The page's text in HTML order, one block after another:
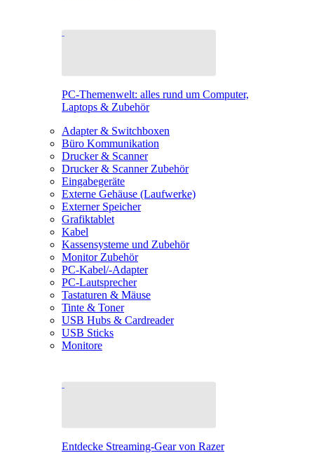
PC-Themenwelt: alles rund um Computer,
Laptops & Zubehör
Adapter & Switchboxen
Büro Kommunikation
Drucker & Scanner
Drucker & Scanner Zubehör
Eingabegeräte
Externe Gehäuse (Laufwerke)
Externer Speicher
Grafiktablet
Kabel
Kassensysteme und Zubehör
Monitor Zubehör
PC-Kabel/-Adapter
PC-Lautsprecher
Tastaturen & Mäuse
Tinte & Toner
USB Hubs & Cardreader
USB Sticks
Monitore
Entdecke Streaming-Gear von Razer